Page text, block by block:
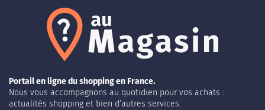
Portail en ligne du shopping en France.
Nous vous accompagnons au quotidien pour vos achats :
actualités shopping et bien d’autres services.